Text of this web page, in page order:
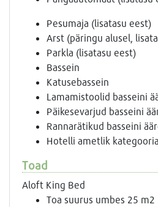
Pesumaja (lisatasu eest)
Arst (päringu alusel,
Parkla (lisatasu eest)
Bassein
Katusebassein
Lamamistoolid basseini
Päikesevarjud basseini
Rannarätikud basseini
Hotelli ametlik
Toad
Aloft King Bed
Toa suurus umbes 25 m2